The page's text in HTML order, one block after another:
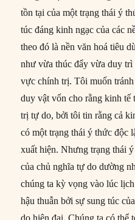
tồn tại của một trạng thái ý
túc đáng kinh ngạc của các
theo đó là nền văn hoá tiêu
như vừa thúc đẩy vừa duy
vực chính trị. Tôi muốn
duy vật vốn cho rằng kinh tế
trị tự do, bởi tôi tin rằng cả
có một trạng thái ý thức độc
xuất hiện. Nhưng trạng thái
của chủ nghĩa tự do dường
chúng ta kỳ vọng vào lúc
hậu thuẫn bởi sự sung túc
do hiện đại. Chúng ta có thể